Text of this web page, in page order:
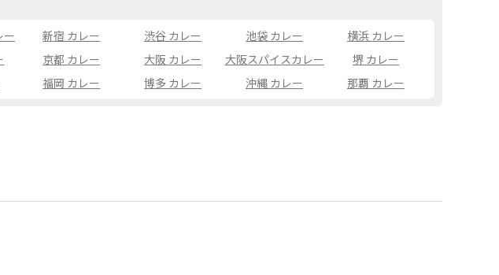
ー 新宿 カレー 渋谷 カレー 池袋 カレー
横浜 カレー
京都 カレー 大阪 カレー 大阪スパイスカレー
堺 カレー
福岡 カレー 博多 カレー 沖縄 カレー 那覇 カレー